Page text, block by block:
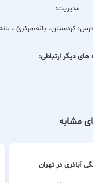
مدیریت:
كردستان، بانه،مركزئ ،
های دیگر ارتباطی:
مشابه
آباذری در تهران